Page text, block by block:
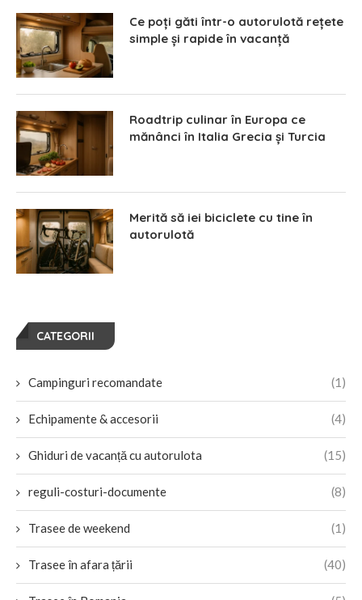
Ce poți găti într-o autorulotă rețete
simple și rapide în vacanță
Roadtrip culinar în Europa ce
mănânci în Italia Grecia și Turcia
Merită să iei biciclete cu tine în
autorulotă
CATEGORII
Campinguri recomandate (1)
Echipamente & accesorii (4)
Ghiduri de vacanță cu autorulota (15)
reguli-costuri-documente (8)
Trasee de weekend (1)
Trasee în afara țării (40)